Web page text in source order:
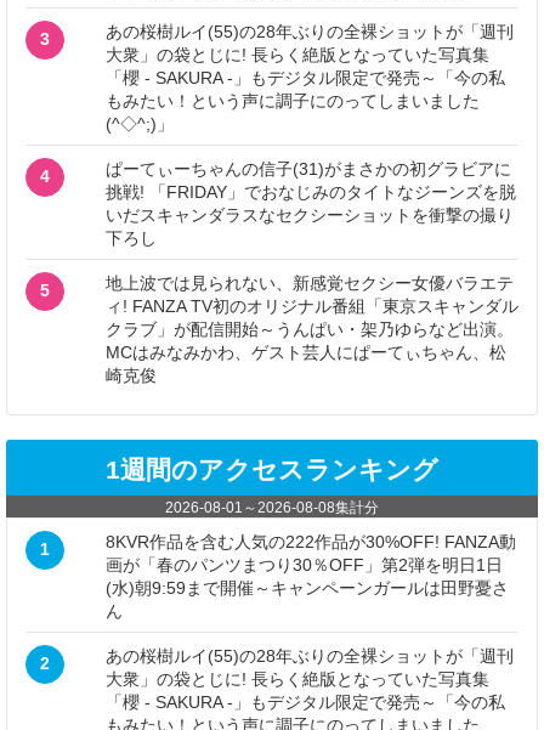
3
あの桜樹ルイ(55)の28年ぶりの全裸ショットが「週刊
大衆」の袋とじに! 長らく絶版となっていた写真集
「櫻 - SAKURA -」もデジタル限定で発売～「今の私
もみたい！という声に調子にのってしまいました
(^◇^;)」
4
ぱーてぃーちゃんの信子(31)がまさかの初グラビアに
挑戦! 「FRIDAY」でおなじみのタイトなジーンズを脱
いだスキャンダラスなセクシーショットを衝撃の撮り
下ろし
5
地上波では見られない、新感覚セクシー女優バラエテ
ィ! FANZA TV初のオリジナル番組「東京スキャンダル
クラブ」が配信開始～うんぱい・架乃ゆらなど出演。
MCはみなみかわ、ゲスト芸人にぱーてぃちゃん、松
崎克俊
1週間のアクセスランキング
2026-08-01 ～2026-08-08集計分
1
8KVR作品を含む人気の222作品が30%OFF! FANZA動
画が「春のパンツまつり30％OFF」第2弾を明日1日
(水)朝9:59まで開催～キャンペーンガールは田野憂さ
ん
2
あの桜樹ルイ(55)の28年ぶりの全裸ショットが「週刊
大衆」の袋とじに! 長らく絶版となっていた写真集
「櫻 - SAKURA -」もデジタル限定で発売～「今の私
もみたい！という声に調子にのってしまいました